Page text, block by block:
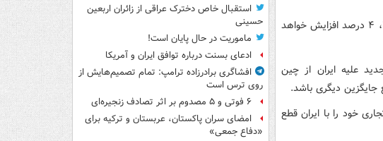
طبق گزارش سازمان بین‌المللی انرژی، میزان تقاضای چین در سال ۲۰۱۲، ۴ درصد افزایش خواهد
علیه ایران از چین
جایگزین دیگری باشد.
خود را با ایران قطع
استقبال خاص دخترک عراقی از زائران اربعین
حسینی
ماموریت در حال پایان است!
ادعای بسنت درباره توافق ایران و آمریکا
افشاگری برادرزاده ترامپ: تمام تصمیم‌هایش از
روی ترس است
۶ فوتی و ۵ مصدوم بر اثر تصادف زنجیره‌ای
امضای سران پاکستان، عربستان و ترکیه برای
«دفاع جمعی»